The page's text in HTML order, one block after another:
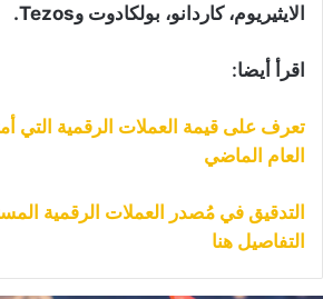
الايثيريوم، كاردانو، بولكادوت وTezos.
اقرأ أيضا:
تعرف على قيمة العملات الرقمية التي
العام الماضي
التفاصيل هنا